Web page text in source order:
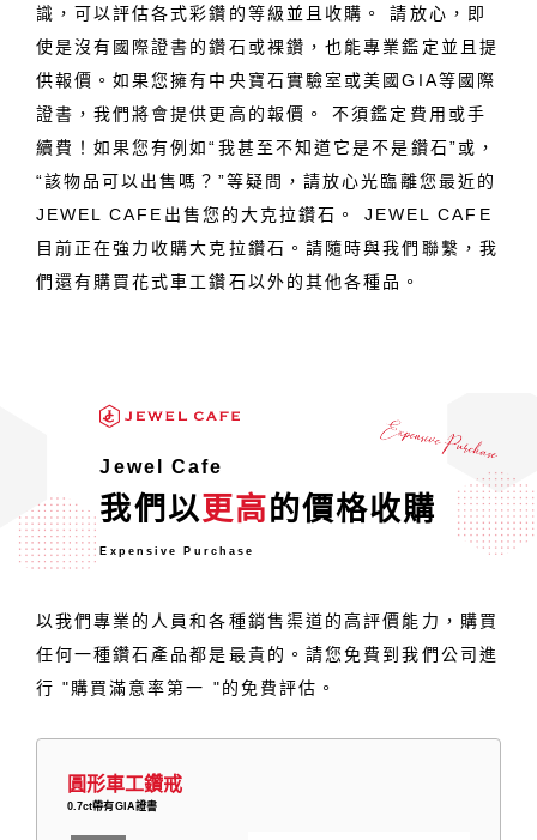
識，可以評估各式彩鑽的等級並且收購。 請放心，即
使是沒有國際證書的鑽石或裸鑽，也能專業鑑定並且提
供報價。如果您擁有中央寶石實驗室或美國GIA等國際
證書，我們將會提供更高的報價。 不須鑑定費用或手
續費！如果您有例如“我甚至不知道它是不是鑽石”或，
“該物品可以出售嗎？”等疑問，請放心光臨離您最近的
JEWEL CAFE出售您的大克拉鑽石。 JEWEL CAFE
目前正在強力收購大克拉鑽石。請隨時與我們聯繫，我
們還有購買花式車工鑽石以外的其他各種品。
Jewel Cafe
我們以更高的價格收購
Expensive Purchase
以我們專業的人員和各種銷售渠道的高評價能力，購買
任何一種鑽石產品都是最貴的。請您免費到我們公司進
行 "購買滿意率第一 "的免費評估。
圓形車工鑽戒
0.7ct帶有GIA證書